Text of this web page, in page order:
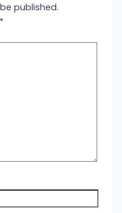
published.
*